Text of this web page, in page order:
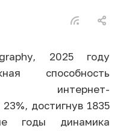
2025 году
способность
интернет-
достигнув 1835
годы динамика